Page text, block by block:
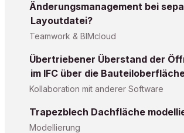
Änderungsmanagement bei
Layoutdatei?
Teamwork & BIMcloud
Übertriebener Überstand der
im IFC über die
Kollaboration mit anderer Software
Trapezblech Dachfläche
Modellierung